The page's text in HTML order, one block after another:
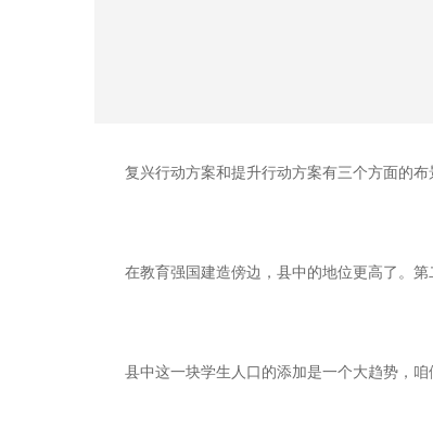
复兴行动方案和提升行动方案有三个方面的布
在教育强国建造傍边，县中的地位更高了。第
县中这一块学生人口的添加是一个大趋势，咱